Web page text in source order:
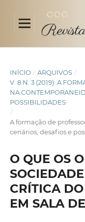
INÍCIO / ARQUIVOS /
V. 8 N. 3 (2019): A
NA
POSSIBILIDADES
/
A formação de
cenários, desafios e
O QUE OS
CRÍTICA
EM SALA